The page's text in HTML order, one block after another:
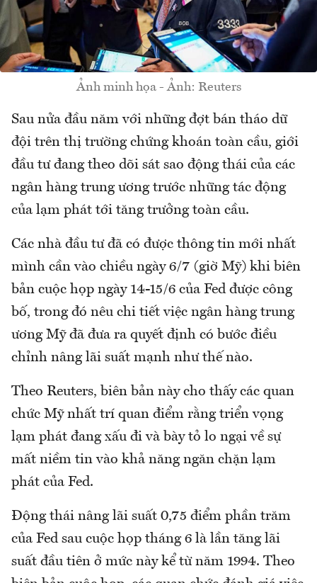
Ảnh minh họa - Ảnh: Reuters
Sau nửa đầu năm với những đợt bán tháo dữ
đội trên thị trường chứng khoán toàn cầu, giới
đầu tư đang theo dõi sát sao động thái của các
ngân hàng trung ương trước những tác động
của lạm phát tới tăng trưởng toàn cầu.
Các nhà đầu tư đã có được thông tin mới nhất
mình cần vào chiều ngày 6/7 (giờ Mỹ) khi biên
bản cuộc họp ngày 14-15/6 của Fed được công
bố, trong đó nêu chi tiết việc ngân hàng trung
ương Mỹ đã đưa ra quyết định có bước điều
chỉnh nâng lãi suất mạnh như thế nào.
Theo Reuters, biên bản này cho thấy các quan
chức Mỹ nhất trí quan điểm rằng triển vọng
lạm phát đang xấu đi và bày tỏ lo ngại về sự
mất niềm tin vào khả năng ngăn chặn lạm
phát của Fed.
Động thái nâng lãi suất 0,75 điểm phần trăm
của Fed sau cuộc họp tháng 6 là lần tăng lãi
suất đầu tiên ở mức này kể từ năm 1994. Theo